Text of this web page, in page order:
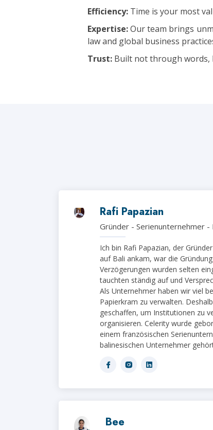
Efficiency: Time is your most
Expertise:Our team brings
law and global business
Trust: Built not through
Rafi Papazian
Gründer - Serienunternehmer
Ich bin Rafi Papazian, der
auf Bali ankam, war die
Verzögerungen wurden selten
tauchten ständig auf und
Als Unternehmer haben wir viel
Papierkram zu verwalten.
geschaffen, um Institutionen zu
organisieren. Celerity wurde
einem französischen
balinesischen Unternehmer
Bee